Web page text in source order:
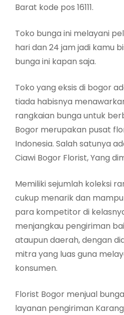
Barat kode pos 16111.
Toko bunga ini melayani
hari dan 24 jam jadi kamu
bunga ini kapan saja.
Toko yang eksis di bogor
tiada habisnya
rangkaian bunga untuk
Bogor merupakan pusat
Indonesia. Salah satunya
Ciawi Bogor Florist, Yang
Memiliki sejumlah koleksi
cukup menarik dan
para kompetitor di
menjangkau pengiriman
ataupun daerah, dengan
mitra yang luas guna
konsumen.
Florist Bogor menjual
layanan pengiriman